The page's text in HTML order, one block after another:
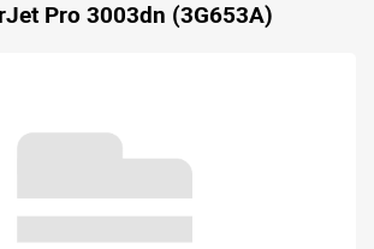
Устройство:
Pro 3003dn (3G653A)